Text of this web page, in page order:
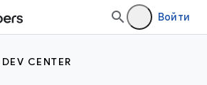
Войти
CENTER